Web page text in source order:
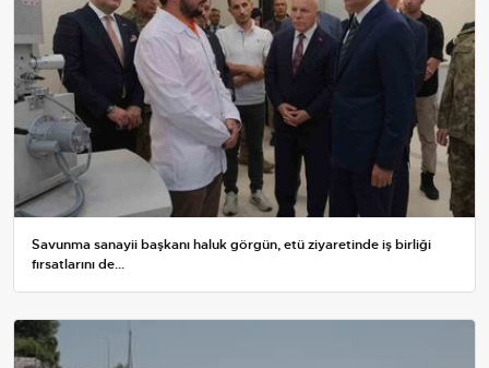
Savunma sanayii başkanı haluk görgün, etü ziyaretinde iş birliği
fırsatlarını de...